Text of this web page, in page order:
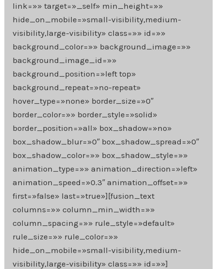
link=»» target=»_self» min_height=»»
hide_on_mobile=»small-visibility,medium-
visibility,large-visibility» class=»» id=»»
background_color=»» background_image=»»
background_image_id=»»
background_position=»left top»
background_repeat=»no-repeat»
hover_type=»none» border_size=»0″
border_color=»» border_style=»solid»
border_position=»all» box_shadow=»no»
box_shadow_blur=»0″ box_shadow_spread=»0″
box_shadow_color=»» box_shadow_style=»»
animation_type=»» animation_direction=»left»
animation_speed=»0.3″ animation_offset=»»
first=»false» last=»true»][fusion_text
columns=»» column_min_width=»»
column_spacing=»» rule_style=»default»
rule_size=»» rule_color=»»
hide_on_mobile=»small-visibility,medium-
visibility,large-visibility» class=»» id=»»]